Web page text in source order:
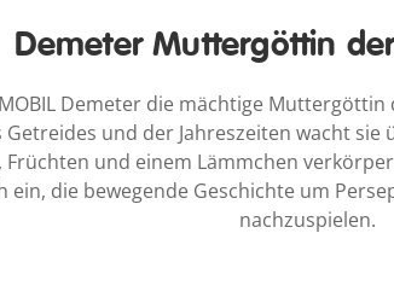
Demeter Muttergöttin
Demeter die mächtige
und der Jahreszeiten wacht
Früchten und einem Lämmchen
ein, die bewegende Geschichte um
nachzuspielen.